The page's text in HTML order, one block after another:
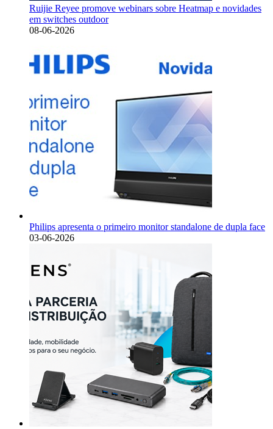
Ruijie Reyee promove webinars sobre Heatmap e novidades
em switches outdoor
08-06-2026
Philips apresenta o primeiro monitor standalone de dupla face
03-06-2026